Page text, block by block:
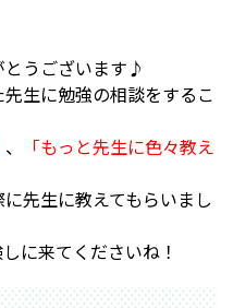
とうございます♪
生に勉強の相談をするこ
、
「もっと先生に色々教え
先生に教えてもらいまし
に来てくださいね！